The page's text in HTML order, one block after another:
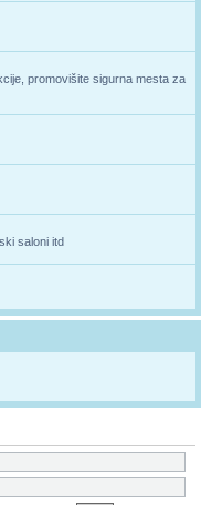
promovišite sigurna mesta za
saloni itd